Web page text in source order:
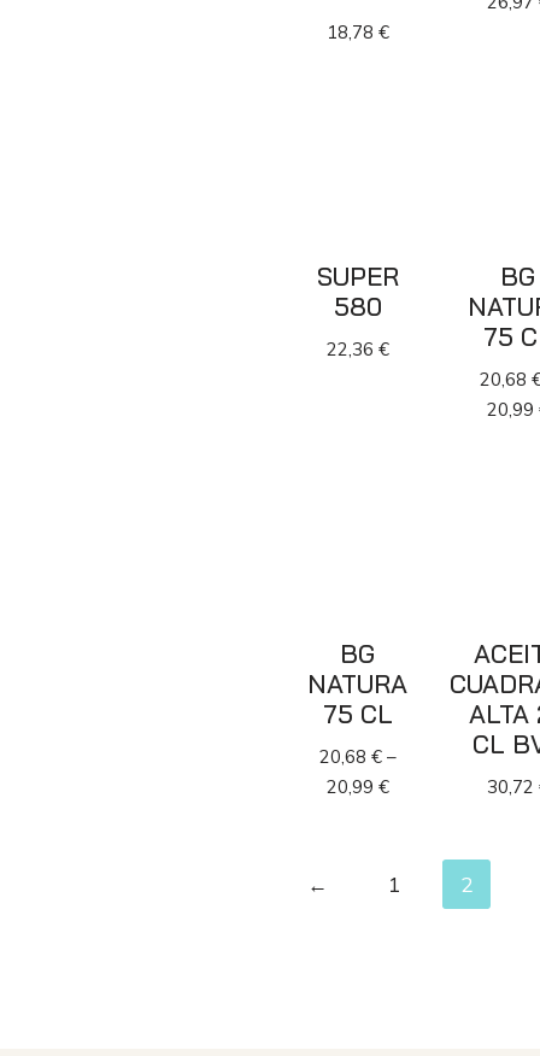
18,78 €
SUPER
580
22,36 €
BG
75
20,68
20,99
BG
NATURA
75 CL
20,68 €–
20,99 €
ALTA
CL
30,72
← 1 2